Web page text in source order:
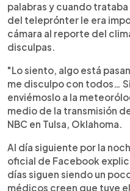
palabras y cuando
del teleprónter le era
cámara al reporte del
disculpas.
"Lo siento, algo está
me disculpo con todos…
enviémoslo a la
medio de la transmisión
NBC en Tulsa, Oklahoma.
Al día siguiente por la
oficial de Facebook
días siguen siendo un
médicos creen que tuve